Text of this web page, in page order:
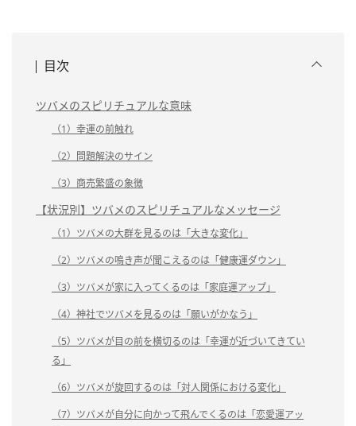
目次
ツバメのスピリチュアルな意味
（1）幸運の前触れ
（2）問題解決のサイン
（3）商売繁盛の象徴
【状況別】ツバメのスピリチュアルなメッセージ
（1）ツバメの大群を見るのは「大きな変化」
（2）ツバメの鳴き声が聞こえるのは「健康運ダウン」
（3）ツバメが家に入ってくるのは「家庭運アップ」
（4）神社でツバメを見るのは「願いがかなう」
（5）ツバメが目の前を横切るのは「幸運が近づいてきてい
る」
（6）ツバメが旋回するのは「対人関係における変化」
（7）ツバメが自分に向かって飛んでくるのは「恋愛運アッ